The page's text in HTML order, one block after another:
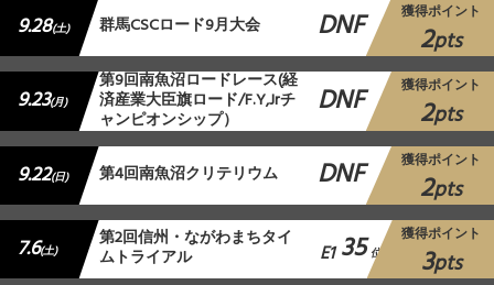
9.28(土) 群馬CSCロード9月大会 DNF 獲得ポイント
2pts
9.23(月)
第9回南魚沼ロードレース(経
済産業大臣旗ロード/F.Y,Jrチ
ャンピオンシップ） DNF 獲得ポイント
2pts
9.22(日) 第4回南魚沼クリテリウム DNF 獲得ポイント
2pts
7.6(土) 第2回信州・ながわまちタイ
ムトライアル E1 35 位
獲得ポイント
3pts